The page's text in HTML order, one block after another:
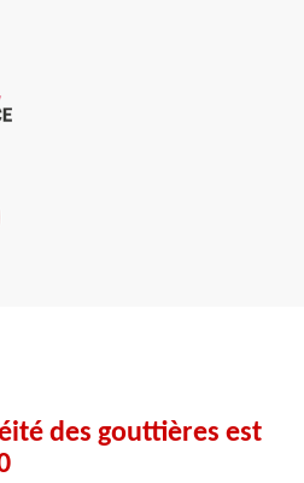
des gouttières est